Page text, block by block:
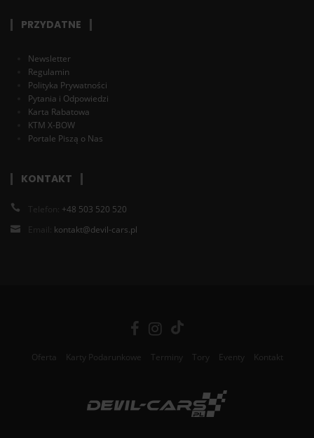
PRZYDATNE
Newsletter
Regulamin
Polityka Prywatności
Pytania i Odpowiedzi
Karta Rabatowa
KTM X-BOW
Portale Piszą o Nas
KONTAKT
Telefon: +48 503 520 520
Email: kontakt@devil-cars.pl
Oferta Karty Podarunkowe Terminy Tory Eventy Kontakt